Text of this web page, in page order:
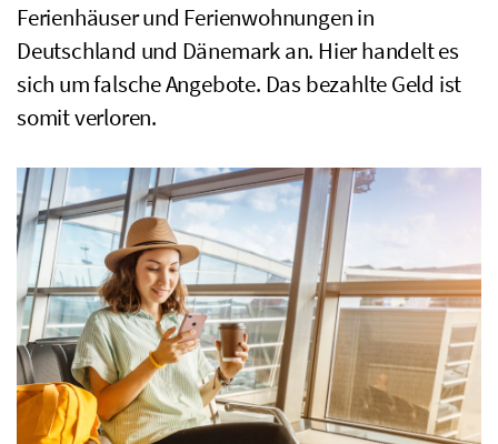
Ferienhäuser und Ferienwohnungen in
Deutschland und Dänemark an. Hier handelt es
sich um falsche Angebote. Das bezahlte Geld ist
somit verloren.